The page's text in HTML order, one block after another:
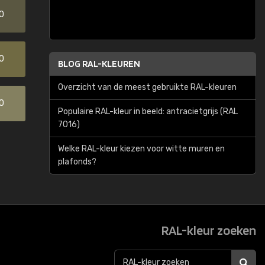
BLOG RAL-KLEUREN
Overzicht van de meest gebruikte RAL-kleuren
Populaire RAL-kleur in beeld: antracietgrijs (RAL
7016)
Welke RAL-kleur kiezen voor witte muren en
plafonds?
RAL-kleur zoeken